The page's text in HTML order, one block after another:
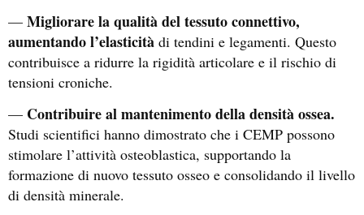
— Migliorarela qualità del tessuto connettivo,
aumentando l’elasticità di tendini e legamenti. Questo
contribuisce a ridurre la rigidità articolare e il rischio di
tensioni croniche.
— Contribuire al mantenimento della densità ossea.
Studi scientifici hanno dimostrato che i CEMP possono
stimolare l’attività osteoblastica, supportando la
formazione di nuovo tessuto osseo e consolidando il livello
di densità minerale.